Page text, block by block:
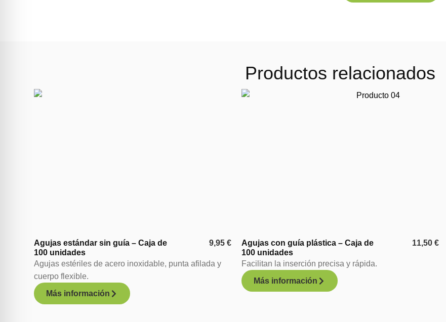
Productos relacionados
Agujas estándar sin guía – Caja de
100 unidades
9,95€
Agujas estériles de acero inoxidable, punta afilada y
cuerpo flexible.
Más información
Agujas con guía plástica – Caja de
100 unidades
11,50 €
Facilitan la inserción precisa y rápida.
Más información